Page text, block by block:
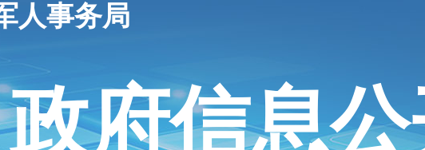
人事务局
政府信息